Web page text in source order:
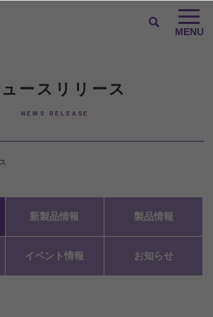
ースリリース
NEWS RELEASE
新製品情報 製品情報
イベント情報 お知らせ